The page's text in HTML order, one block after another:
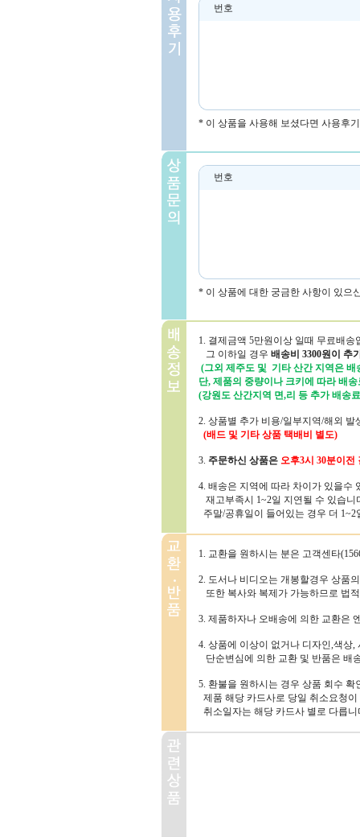
번호
* 이 상품을 사용해 보셨다면 사용후
번호
* 이 상품에 대한 궁금한 사항이 있으
1. 결제금액 5만원이상 일때 무료배송
그 이하일 경우 배송비 3300원이 추
(그외 제주도 및 기타 산간 지역은 배
단, 제품의 중량이나 크키에 따라 배
(강원도 산간지역 면,리 등 추가 배송
2. 상품별 추가 비용/일부지역/해외 발
(배드 및 기타 상품 택배비 별도)
3. 주문하신 상품은 오후3시 30분이전
4. 배송은 지역에 따라 차이가 있을수
재고부족시 1~2일 지연될 수 있습니
주말/공휴일이 들어있는 경우 더
1. 교환을 원하시는 분은 고객센타
2. 도서나 비디오는 개봉할경우 상품
또한 복사와 복제가 가능하므로 법
3. 제품하자나 오배송에 의한 교환은
4. 상품에 이상이 없거나 디자인,색상
단순변심에 의한 교환 및 반품은 배
5. 환불을 원하시는 경우 상품 회수
제품 해당 카드사로 당일 취소요청이
취소일자는 해당 카드사 별로 다릅니